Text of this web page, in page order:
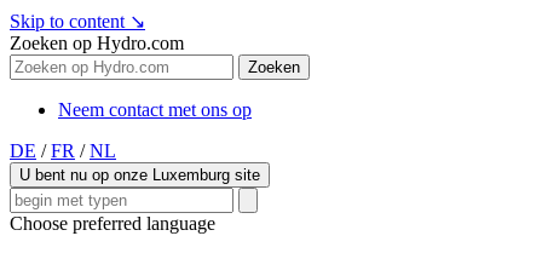
Skip to content ↘
Zoeken op Hydro.com
Zoeken
Neem contact met ons op
DE / FR / NL
U bent nu op onze Luxemburg site
Choose preferred language